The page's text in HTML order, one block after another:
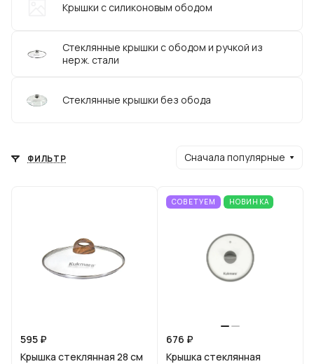
Крышки с силиконовым ободом
Стеклянные крышки c ободом и ручкой из
нерж. стали
Стеклянные крышки без обода
ФИЛЬТР Сначала популярные
595 ₽
Крышка стеклянная 28 см
СОВЕТУЕМ НОВИНКА
676 ₽
Крышка стеклянная